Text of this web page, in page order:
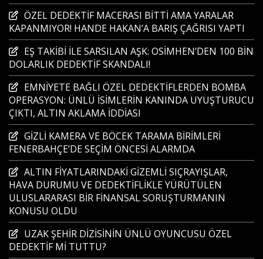
ÖZEL DEDEKTİF MACERASI BİTTİ AMA YARALAR
KAPANMIYOR! HANDE HAKAN’A BARIŞ ÇAĞRISI YAPTI
EŞ TAKİBİ İLE SARSILAN AŞK: OSİMHEN’DEN 100 BİN
DOLARLIK DEDEKTİF SKANDALI!
EMNİYETE BAĞLI ÖZEL DEDEKTİFLERDEN BOMBA
OPERASYON: ÜNLÜ İSİMLERİN KANINDA UYUŞTURUCU
ÇIKTI, ALTIN AKLAMA İDDİASI
GİZLİ KAMERA VE BÖCEK TARAMA BİRİMLERİ
FENERBAHÇE’DE SEÇİM ÖNCESİ ALARMDA
ALTIN FİYATLARINDAKİ GİZEMLİ SIÇRAYIŞLAR,
HAVA DURUMU VE DEDEKTİFLİKLE YÜRÜTÜLEN
ULUSLARARASI BİR FİNANSAL SORUŞTURMANIN
KONUSU OLDU
UZAK ŞEHİR DİZİSİNİN ÜNLÜ OYUNCUSU ÖZEL
DEDEKTİF Mİ TUTTU?